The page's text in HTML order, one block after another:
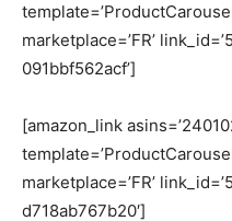
marketplace=’FR’
091bbf562acf’]
[amazon_link
marketplace=’FR’
d718ab767b20′]